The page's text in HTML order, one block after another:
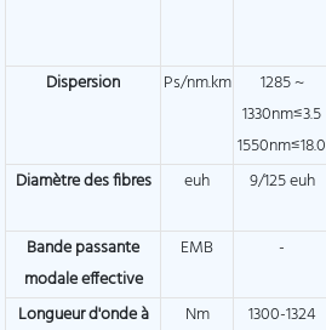
Dispersion
Ps/nm.km
1285 ~
1330nm≤3.5
1550nm≤18.0
Diamètre des fibres euh 9/125 euh
Bande passante
modale effective
EMB -
Longueur d'onde à
Nm 1300-1324